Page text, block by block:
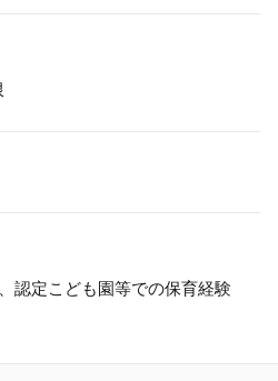
認定こども園等での保育経験